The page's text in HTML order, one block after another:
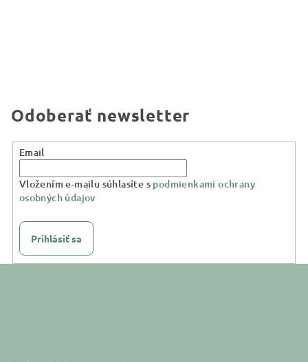
Odoberať newsletter
Email
Vložením e-mailu súhlasíte s podmienkami ochrany
osobných údajov
Prihlásiť sa